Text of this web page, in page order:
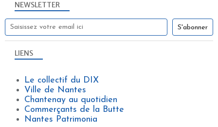
NEWSLETTER
LIENS
Le collectif du DIX
Ville de Nantes
Chantenay au quotidien
Commerçants de la Butte
Nantes Patrimonia